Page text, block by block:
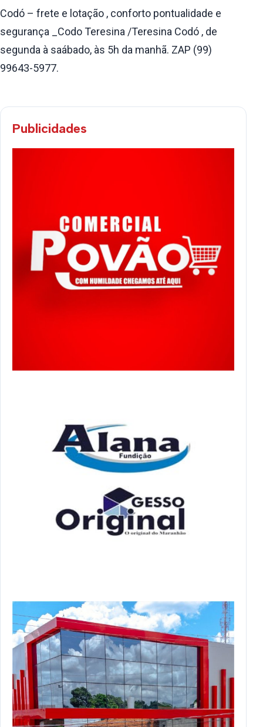
Codó – frete e lotação , conforto pontualidade e
segurança _Codo Teresina /Teresina Codó , de
segunda à saábado, às 5h da manhã. ZAP (99)
99643-5977.
Publicidades